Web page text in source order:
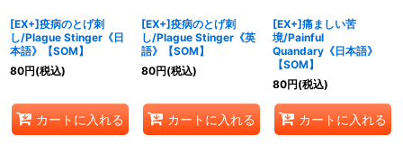
[EX+]疫病のとげ刺
し/Plague Stinger《日
本語》【SOM】
80円(税込)
カートに入れる
[EX+]疫病のとげ刺
し/Plague Stinger《英
語》【SOM】
80円(税込)
カートに入れる
[EX+]痛ましい苦
境/Painful
Quandary《日本語》
【SOM】
80円(税込)
カートに入れる